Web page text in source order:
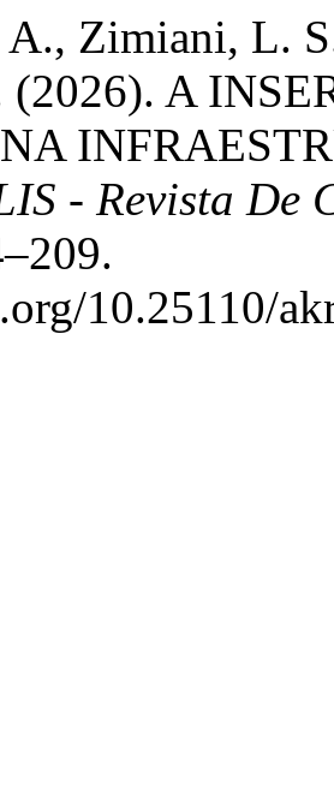
A., Zimiani, L.
(2026). A
- Revista De
10.25110/